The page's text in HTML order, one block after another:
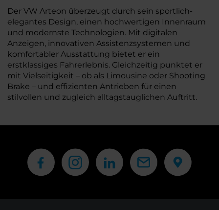
Der VW Arteon überzeugt durch sein sportlich-
elegantes Design, einen hochwertigen Innenraum
und modernste Technologien. Mit digitalen
Anzeigen, innovativen Assistenzsystemen und
komfortabler Ausstattung bietet er ein
erstklassiges Fahrerlebnis. Gleichzeitig punktet er
mit Vielseitigkeit – ob als Limousine oder Shooting
Brake – und effizienten Antrieben für einen
stilvollen und zugleich alltagstauglichen Auftritt.